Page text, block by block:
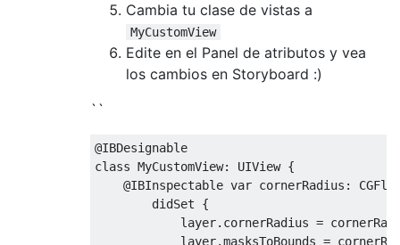
Cambia tu clase de vistas a
MyCustomView
Edite en el Panel de atributos y vea
los cambios en Storyboard :)
``
@IBDesignable
class MyCustomView: UIView {
@IBInspectable var cornerRadius :
        didSet
{
            layer
. cornerRadius =
            layer
.masksToBounds =